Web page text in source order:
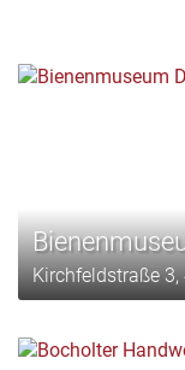
Kirchfeldstraße